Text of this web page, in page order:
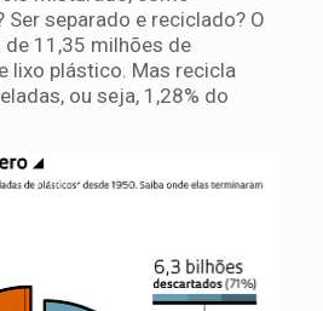
Ser separado e reciclado? O
11,35 milhões de
lixo plástico. Mas recicla
ou seja, 1,28% do